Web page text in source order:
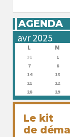
AGENDA
L M
31 1
7
8
14
15
21
22
28
29
Le kit
de